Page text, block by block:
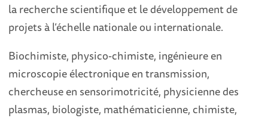
la recherche scientifique et le développement de
projets à l’échelle nationale ou internationale.
Biochimiste, physico-chimiste, ingénieure en
microscopie électronique en transmission,
chercheuse en sensorimotricité, physicienne des
plasmas, biologiste, mathématicienne, chimiste,